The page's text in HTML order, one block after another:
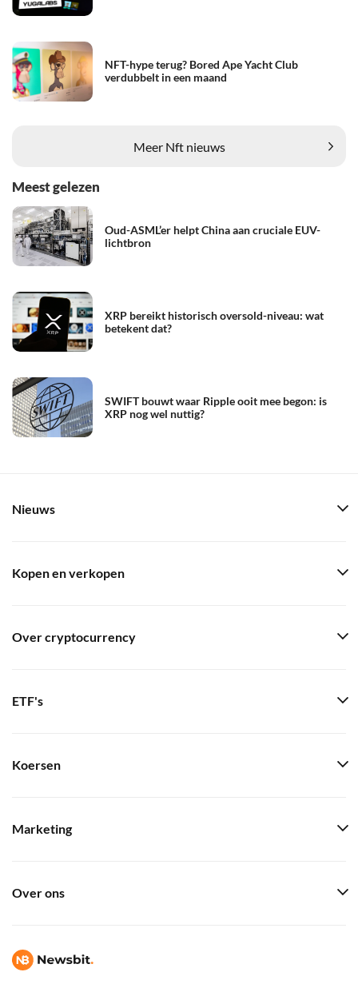
NFT-hype terug? Bored Ape Yacht Club
verdubbelt in een maand
Meer Nft nieuws
Meest gelezen
Oud-ASML’er helpt China aan cruciale EUV-
lichtbron
XRP bereikt historisch oversold-niveau: wat
betekent dat?
SWIFT bouwt waar Ripple ooit mee begon: is
XRP nog wel nuttig?
Nieuws
Kopen en verkopen
Over cryptocurrency
ETF's
Koersen
Marketing
Over ons